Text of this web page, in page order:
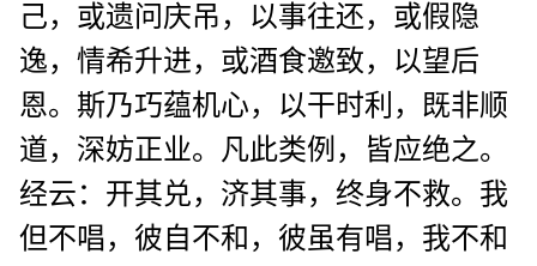
己，或遗问庆吊，以事往还，或假隐
逸，情希升进，或酒食邀致，以望后
恩。斯乃巧蕴机心，以干时利，既非顺
道，深妨正业。凡此类例，皆应绝之。
经云：开其兑，济其事，终身不救。我
但不唱，彼自不和，彼虽有唱，我不和